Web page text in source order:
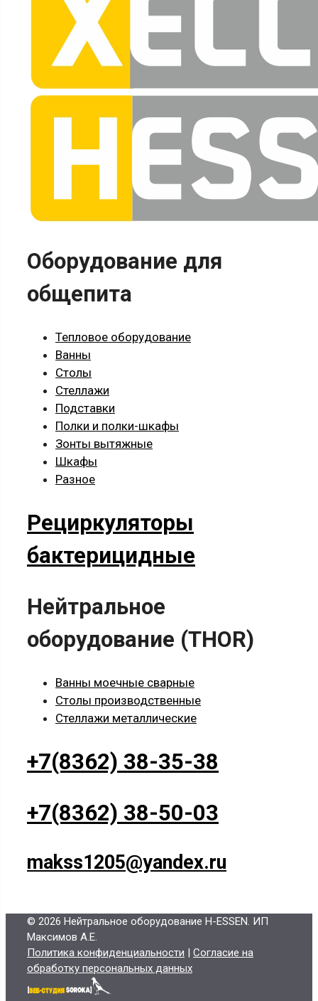
Оборудование для
общепита
Тепловое оборудование
Ванны
Столы
Стеллажи
Подставки
Полки и полки-шкафы
Зонты вытяжные
Шкафы
Разное
Рециркуляторы
бактерицидные
Нейтральное
оборудование (THOR)
Ванны моечные сварные
Столы производственные
Стеллажи металлические
+7(8362) 38-35-38
+7(8362) 38-50-03
makss1205@yandex.ru
© 2026 Нейтральное оборудование H-ESSEN. ИП
Максимов А.Е.
Политика конфиденциальности | Согласие на
обработку персональных данных